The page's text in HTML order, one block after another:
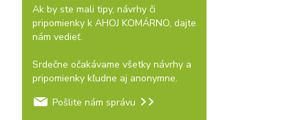
Ak by ste mali tipy, návrhy či
pripomienky k AHOJ KOMÁRNO, dajte
nám vedieť.
Srdečne očakávame všetky návrhy a
pripomienky kľudne aj anonymne.
Pošlite nám správu